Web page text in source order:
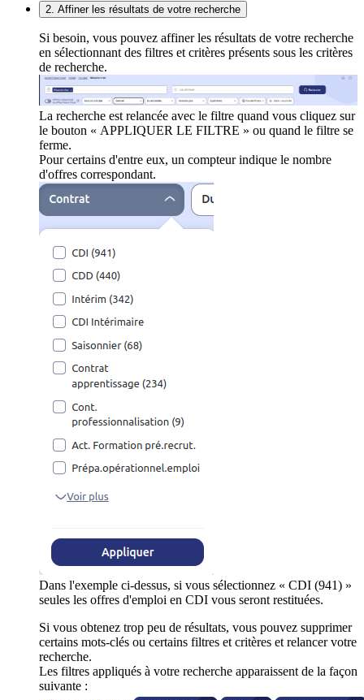
2. Affiner les résultats de votre recherche
Si besoin, vous pouvez affiner les résultats de votre recherche
en sélectionnant des filtres et critères présents sous les critères
de recherche.
La recherche est relancée avec le filtre quand vous cliquez sur
le bouton « APPLIQUER LE FILTRE » ou quand le filtre se
ferme.
Pour certains d'entre eux, un compteur indique le nombre
d'offres correspondant.
Dans l'exemple ci-dessus, si vous sélectionnez « CDI (941) »
seules les offres d'emploi en CDI vous seront restituées.
Si vous obtenez trop peu de résultats, vous pouvez supprimer
certains mots-clés ou certains filtres et critères et relancer votre
recherche.
Les filtres appliqués à votre recherche apparaissent de la façon
suivante :